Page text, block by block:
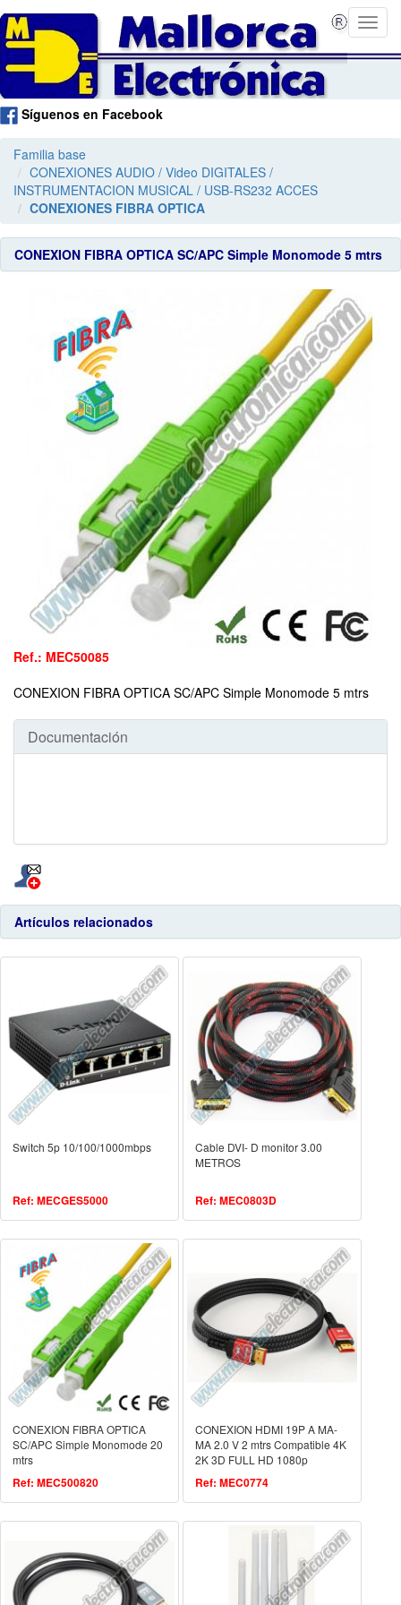
Síguenos en Facebook
Familia base
CONEXIONES AUDIO / Video DIGITALES /
INSTRUMENTACION MUSICAL / USB-RS232 ACCES
CONEXIONES FIBRA OPTICA
CONEXION FIBRA OPTICA SC/APC Simple Monomode 5 mtrs
Ref.: MEC50085
CONEXION FIBRA OPTICA SC/APC Simple Monomode 5 mtrs
Documentación
Artículos relacionados
Switch 5p 10/100/1000mbps
Ref: MECGES5000
Cable DVI- D monitor 3.00
METROS
Ref: MEC0803D
CONEXION FIBRA OPTICA
SC/APC Simple Monomode 20
mtrs
Ref: MEC500820
CONEXION HDMI 19P A MA-
MA 2.0 V 2 mtrs Compatible 4K
2K 3D FULL HD 1080p
Ref: MEC0774